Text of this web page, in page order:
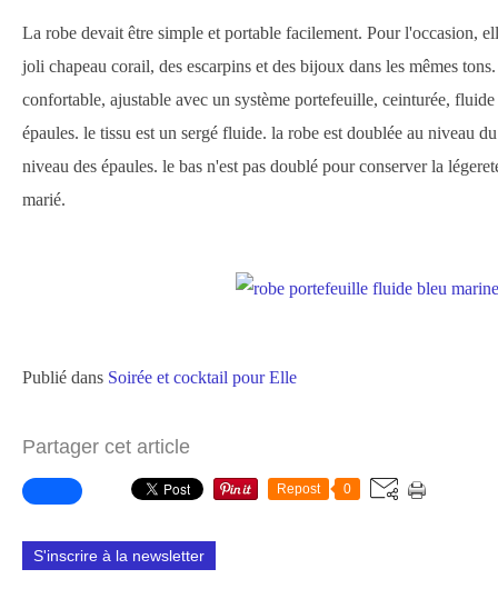
La robe devait être simple et portable facilement. Pour l'occasion,
joli chapeau corail, des escarpins et des bijoux dans les mêmes
confortable, ajustable avec un système portefeuille, ceinturée,
épaules. le tissu est un sergé fluide. la robe est doublée au niveau
niveau des épaules. le bas n'est pas doublé pour conserver la
marié.
Publié dans Soirée et cocktail pour Elle
Partager cet article
Repost 0
S'inscrire à la newsletter